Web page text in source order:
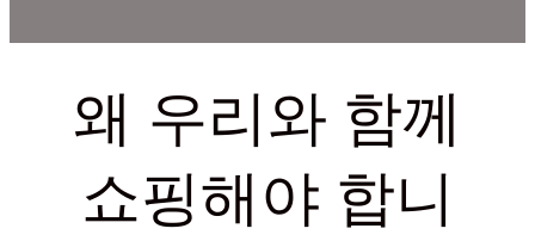
왜 우리와 함께
쇼핑해야 합니